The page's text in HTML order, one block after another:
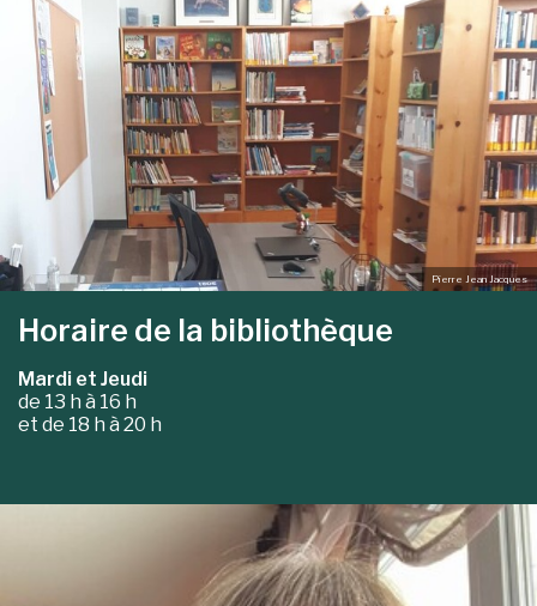
Pierre Jean Jacques
Horaire de la bibliothèque
Mardi et Jeudi
de 13 h à 16 h
et de 18 h à 20 h